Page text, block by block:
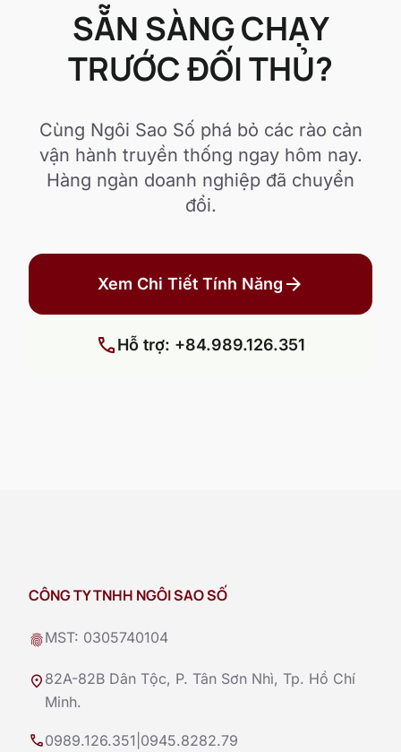
SẴN SÀNG CHẠY
TRƯỚC ĐỐI THỦ?
Cùng Ngôi Sao Số phá bỏ các rào cản
vận hành truyền thống ngay hôm nay.
Hàng ngàn doanh nghiệp đã chuyển
đổi.
Xem Chi Tiết Tính Năng arrow_forward
callHỗ trợ: +84.989.126.351
CÔNG TY TNHH NGÔI SAO SỐ
fingerprintMST: 0305740104
location_on 82A-82B Dân Tộc, P. Tân Sơn Nhì, Tp. Hồ Chí
Minh.
call0989.126.351 0945.8282.79